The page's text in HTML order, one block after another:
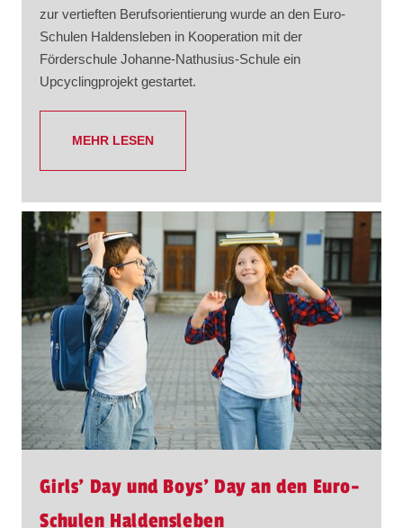
zur vertieften Berufsorientierung wurde an den Euro-
Schulen Haldensleben in Kooperation mit der
Förderschule Johanne-Nathusius-Schule ein
Upcyclingprojekt gestartet.
MEHR LESEN
Girls' Day und Boys' Day an den Euro-
Schulen Haldensleben